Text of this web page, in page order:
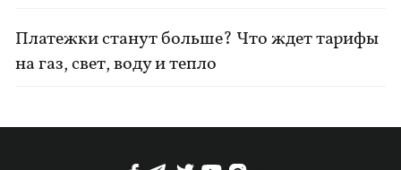
Платежки станут больше? Что ждет тарифы
на газ, свет, воду и тепло